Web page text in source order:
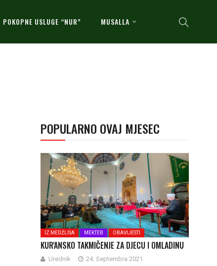
POKOPNE USLUGE “NUR” MUSALLA
POPULARNO OVAJ MJESEC
IZ MEDŽLISA MEKTEB OBAVIJESTI
KUR'ANSKO TAKMIČENJE ZA DJECU I OMLADINU
Urednik 24. Septembra 2021.